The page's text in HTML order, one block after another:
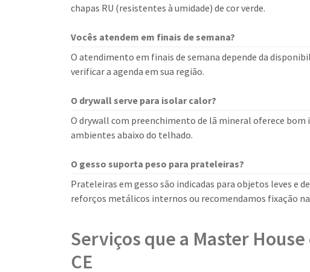
chapas RU (resistentes à umidade) de cor verde.
Vocês atendem em finais de semana?
O atendimento em finais de semana depende da
verificar a agenda em sua região.
O drywall serve para isolar calor?
O drywall com preenchimento de lã mineral oferece
ambientes abaixo do telhado.
O gesso suporta peso para prateleiras?
Prateleiras em gesso são indicadas para objetos leves e
reforços metálicos internos ou recomendamos fixação na
Serviços que a Master
CE